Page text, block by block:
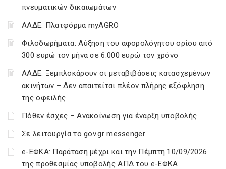
πνευματικών δικαιωμάτων
ΑΑΔΕ: Πλατφόρμα myAGRO
Φιλοδωρήματα: Αύξηση του αφορολόγητου ορίου από
300 ευρώ τον μήνα σε 6.000 ευρώ τον χρόνο
ΑΑΔΕ: Ξεμπλοκάρουν οι μεταβιβάσεις κατασχεμένων
ακινήτων – Δεν απαιτείται πλέον πλήρης εξόφληση
της οφειλής
Πόθεν έσχες – Ανακοίνωση για έναρξη υποβολής
Σε λειτουργία το gov.gr messenger
e-ΕΦΚΑ: Παράταση μέχρι και την Πέμπτη 10/09/2026
της προθεσμίας υποβολής ΑΠΔ του e-ΕΦΚΑ